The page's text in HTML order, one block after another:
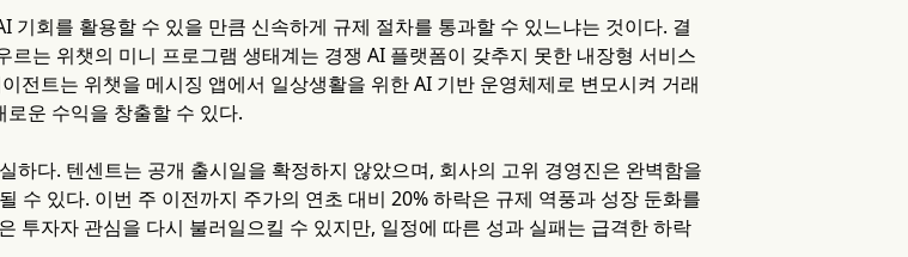
기회를 활용할 수 있을 만큼 신속하게 규제 절차를 통과할 수 있느냐는 것이다. 결
르는 위챗의 미니 프로그램 생태계는 경쟁 AI 플랫폼이 갖추지 못한 내장형 서비스
전트는 위챗을 메시징 앱에서 일상생활을 위한 AI 기반 운영체제로 변모시켜 거래
운 수익을 창출할 수 있다.
하다. 텐센트는 공개 출시일을 확정하지 않았으며, 회사의 고위 경영진은 완벽함을
수 있다. 이번 주 이전까지 주가의 연초 대비 20% 하락은 규제 역풍과 성장 둔화를
투자자 관심을 다시 불러일으킬 수 있지만, 일정에 따른 성과 실패는 급격한 하락